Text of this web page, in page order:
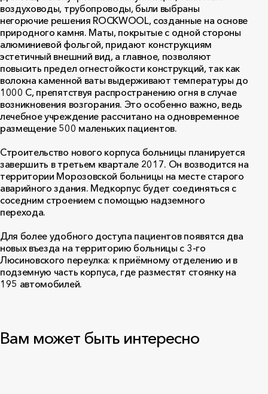
воздуховоды, трубопроводы, были выбраны
негорючие решения ROCKWOOL, созданные на основе
природного камня. Маты, покрытые с одной стороны
алюминиевой фольгой, придают конструкциям
эстетичный внешний вид, а главное, позволяют
повысить предел огнестойкости конструкций, так как
волокна каменной ваты выдерживают температуры до
1000 С, препятствуя распространению огня в случае
возникновения возгорания. Это особенно важно, ведь
лечебное учреждение рассчитано на одновременное
размещение 500 маленьких пациентов.
Строительство нового корпуса больницы планируется
завершить в третьем квартале 2017. Он возводится на
территории Морозовской больницы на месте старого
аварийного здания. Медкорпус будет соединяться с
соседним строением с помощью надземного
перехода.
Для более удобного доступа пациентов появятся два
новых въезда на территорию больницы с 3-го
Люсиновского переулка: к приёмному отделению и в
подземную часть корпуса, где разместят стоянку на
195 автомобилей.
Вам может быть интересно